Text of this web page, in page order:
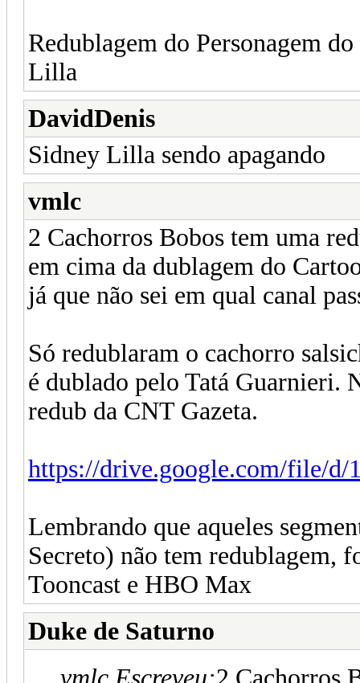
Redublagem do Personagem
Lilla
DavidDenis
Sidney Lilla sendo apagando
vmlc
2 Cachorros Bobos tem uma
em cima da dublagem do
já que não sei em qual canal
Só redublaram o cachorro
é dublado pelo Tatá Guarnieri.
redub da CNT Gazeta.
https://drive.google.com/file/d/
Lembrando que aqueles
Secreto) não tem redublagem,
Tooncast e HBO Max
Duke de Saturno